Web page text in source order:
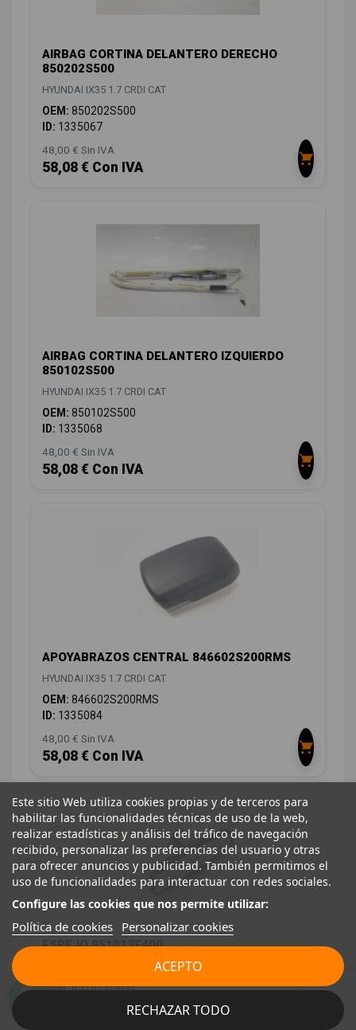
AIRBAG CORTINA DELANTERO DERECHO
850202S500
HYUNDAI IX35 1.7 CRDI CAT
OEM: 850202S500
ID: 1335067
48,00 € Sin IVA
58,08 € Con IVA
AIRBAG CORTINA DELANTERO IZQUIERDO
850102S500
HYUNDAI IX35 1.7 CRDI CAT
OEM: 850102S500
ID: 1335068
48,00 € Sin IVA
58,08 € Con IVA
APOYABRAZOS CENTRAL 846602S200RMS
HYUNDAI IX35 1.7 CRDI CAT
OEM: 846602S200RMS
ID: 1335084
48,00 € Sin IVA
58,08 € Con IVA
ESPEJO 851013F400
HYUNDAI IX35 1.7 CRDI CAT
OEM:851013F400
Este sitio Web utiliza cookies propias y de terceros para
habilitar las funcionalidades técnicas de uso de la web,
realizar estadísticas y análisis del tráfico de navegación
recibido, personalizar las preferencias del usuario y otras
para ofrecer anuncios y publicidad. También permitimos el
uso de funcionalidades para interactuar con redes sociales.
Configure las cookies que nos permite utilizar:
Política de cookies Personalizar cookies
RECHAZAR TODO
ACEPTO